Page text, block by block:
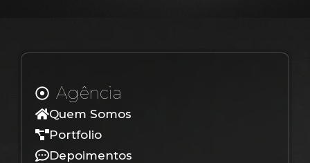
Agência
Quem Somos
Portfolio
Depoimentos